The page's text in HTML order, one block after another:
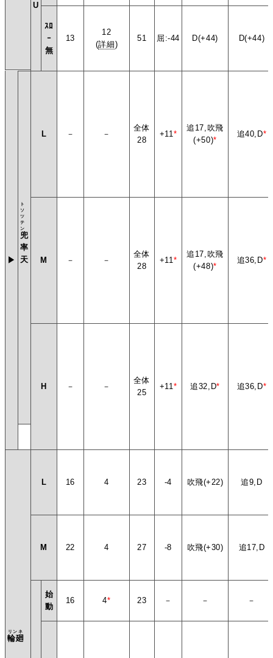
U
ｽﾛ
ｰ
無
13
12
(詳細)
51 屈:-44 D(+44) D(+44)
▶
兜
率
天
ト
ソ
ツ
テ
ン
L － －
全体
28
+11*
追17,吹飛
(+50)*
追40,D*
M － －
全体
28
+11*
追17,吹飛
(+48)*
追36,D*
H － －
全体
25
+11* 追32,D* 追36,D*
輪廻
リンネ
L 16 4 23 -4 吹飛(+22) 追9,D
M 22 4 27 -8 吹飛(+30) 追17,D
始
動
16 4* 23 － － －